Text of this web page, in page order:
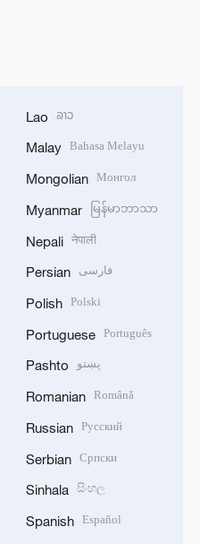
Lao ລາວ
Malay Bahasa Melayu
Mongolian Монгол
Myanmar မြန်မာဘာသာ
Nepali नेपाली
Persian فارسی
Polish Polski
Portuguese Português
Pashto پښتو
Romanian Română
Russian Русский
Serbian Српски
Sinhala සිංහල
Spanish Español